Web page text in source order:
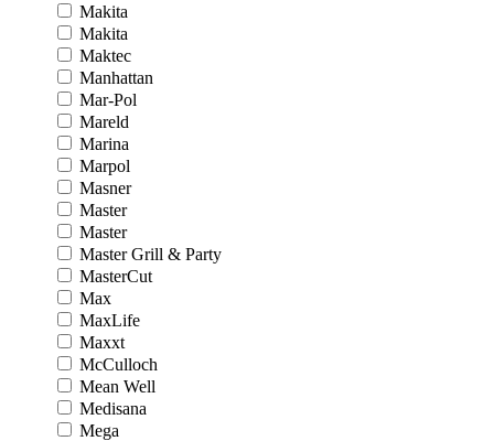
Makita
Makita
Maktec
Manhattan
Mar-Pol
Mareld
Marina
Marpol
Masner
Master
Master
Master Grill & Party
MasterCut
Max
MaxLife
Maxxt
McCulloch
Mean Well
Medisana
Mega